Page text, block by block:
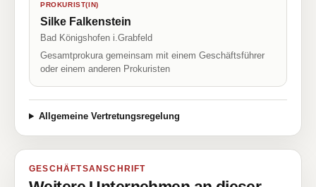
PROKURIST(IN)
Silke Falkenstein
Bad Königshofen i.Grabfeld
Gesamtprokura gemeinsam mit einem Geschäftsführer
oder einem anderen Prokuristen
Allgemeine Vertretungsregelung
GESCHÄFTSANSCHRIFT